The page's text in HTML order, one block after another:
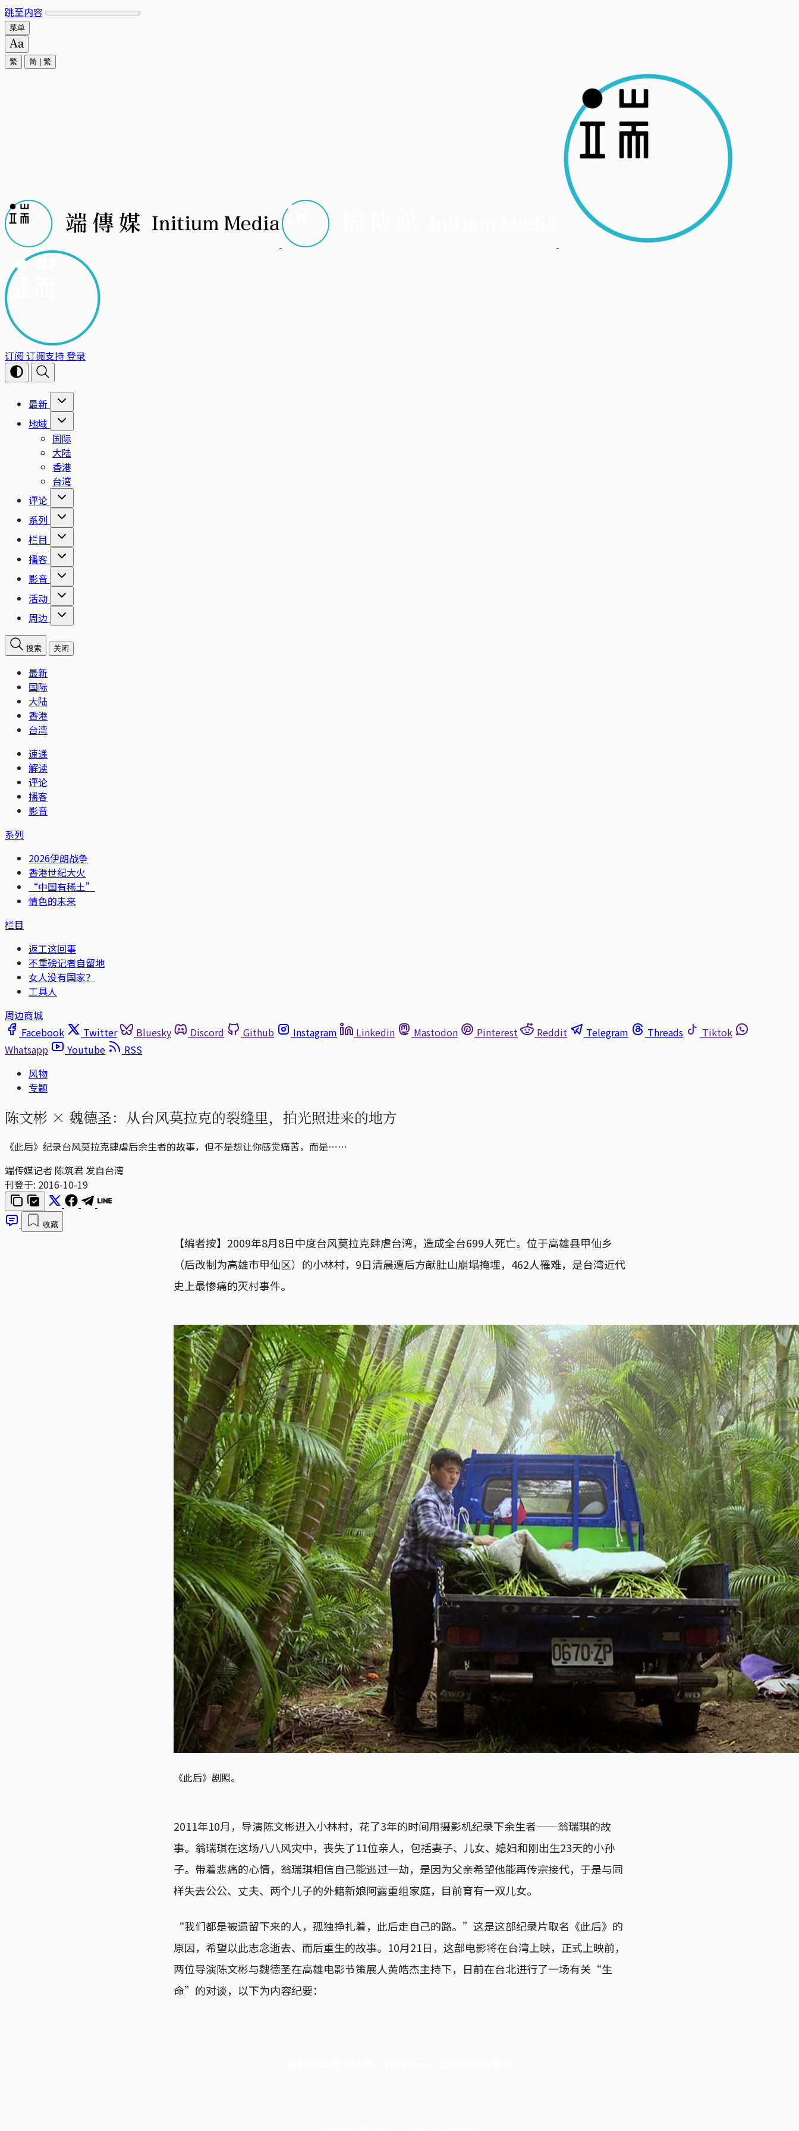
跳至内容
菜单
繁 简 繁
订阅 订阅支持登录
最新
地域
国际
大陆
香港
台湾
评论
系列
栏目
播客
影音
活动
周边
搜索 关闭
最新
国际
大陆
香港
台湾
速递
解读
评论
播客
影音
系列
2026伊朗战争
香港世纪大火
“中国有稀土”
情色的未来
栏目
返工这回事
不重磅记者自留地
女人没有国家？
工具人
周边商城
Facebook
Twitter Bluesky Discord Github Instagram Linkedin Mastodon Pinterest Reddit Telegram Threads
Tiktok
Whatsapp
Youtube
RSS
风物
专题
陈文彬 × 魏德圣：从台风莫拉克的裂缝里，拍光照进来的地方
《此后》纪录台风莫拉克肆虐后余生者的故事，但不是想让你感觉痛苦，而是⋯⋯
端传媒记者 陈筑君 发自台湾
刊登于: 2016-10-19
收藏
【编者按】2009年8月8日中度台风莫拉克肆虐台湾，造成全台699人死亡。位于高雄县甲仙乡
（后改制为高雄市甲仙区）的小林村，9日清晨遭后方献肚山崩塌掩埋，462人罹难，是台湾近代
史上最惨痛的灭村事件。
《此后》剧照。
2011年10月，导演陈文彬进入小林村，花了3年的时间用摄影机纪录下余生者——翁瑞琪的故
事。翁瑞琪在这场八八风灾中，丧失了11位亲人，包括妻子、儿女、媳妇和刚出生23天的小孙
子。带着悲痛的心情，翁瑞琪相信自己能逃过一劫，是因为父亲希望他能再传宗接代，于是与同
样失去公公、丈夫、两个儿子的外籍新娘阿露重组家庭，目前育有一双儿女。
“我们都是被遗留下来的人，孤独挣扎着，此后走自己的路。”这是这部纪录片取名《此后》的
原因，希望以此志念逝去、而后重生的故事。10月21日，这部电影将在台湾上映，正式上映前，
两位导演陈文彬与魏德圣在高雄电影节策展人黄皓杰主持下，日前在台北进行了一场有关“生
命”的对谈，以下为内容纪要：